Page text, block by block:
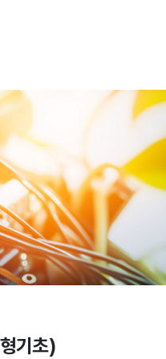
기초)